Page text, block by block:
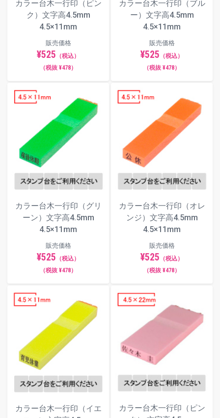
丸ゴシック体
毛筆体
カラー台木一行印（ピン
ク）文字高4.5mm
4.5×11mm
販売価格
¥525 （税込）
（税抜 ¥478）
カラー台木一行印（ブル
ー）文字高4.5mm
4.5×11mm
販売価格
¥525 （税込）
（税抜 ¥478）
カラー台木一行印（グリ
ーン）文字高4.5mm
4.5×11mm
販売価格
¥525 （税込）
（税抜 ¥478）
カラー台木一行印（オレ
ンジ）文字高4.5mm
4.5×11mm
販売価格
¥525 （税込）
（税抜 ¥478）
カラー台木一行印（イエ
カラー台木一行印（ピン